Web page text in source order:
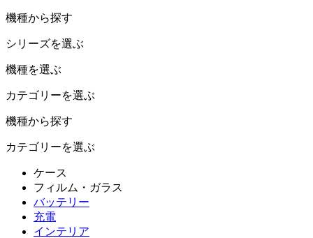
機種から探す
シリーズを選ぶ
機種を選ぶ
カテゴリーを選ぶ
機種から探す
カテゴリーを選ぶ
ケース
フィルム・ガラス
バッテリー
充電
インテリア